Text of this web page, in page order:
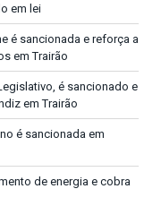
em lei
é sancionada e reforça a
em Trairão
é sancionado e
em Trairão
é sancionada em
de energia e cobra